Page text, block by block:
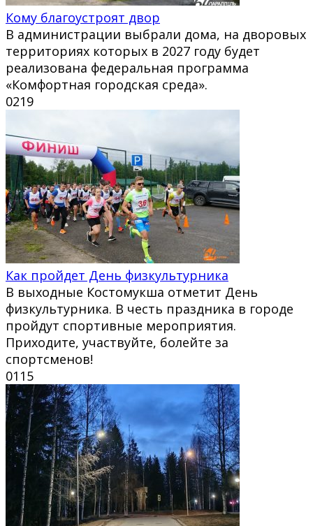
Кому благоустроят двор
В администрации выбрали дома, на дворовых
территориях которых в 2027 году будет
реализована федеральная программа
«Комфортная городская среда».
0219
Как пройдет День физкультурника
В выходные Костомукша отметит День
физкультурника. В честь праздника в городе
пройдут спортивные мероприятия.
Приходите, участвуйте, болейте за
спортсменов!
0115